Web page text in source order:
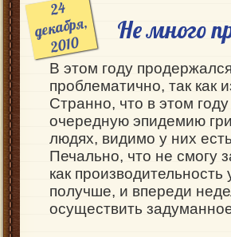
24
декабря,
2010
Не много
В этом году
проблематично, так как
Странно, что в этом
очередную эпидемию
людях, видимо у них
Печально, что не смогу
как
получше, и впереди
осуществить